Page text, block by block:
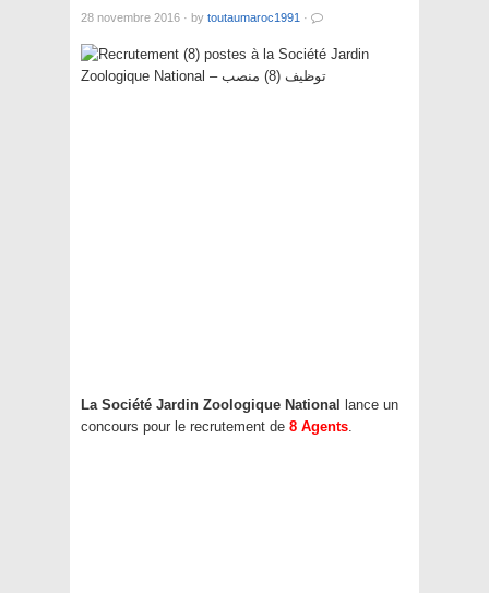
28 novembre 2016 · by toutaumaroc1991 ·
La Société Jardin Zoologique National
lance un
concours pour le recrutement de 8 Agents.